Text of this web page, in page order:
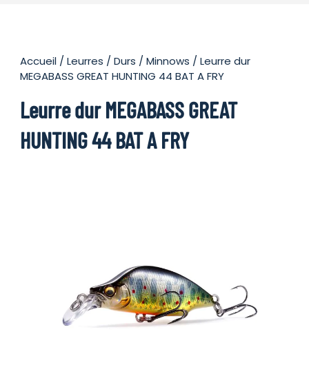
Accueil /Leurres /Durs /Minnows / Leurre dur
MEGABASS GREAT HUNTING 44 BAT A FRY
Leurre dur MEGABASS GREAT
HUNTING 44 BAT A FRY